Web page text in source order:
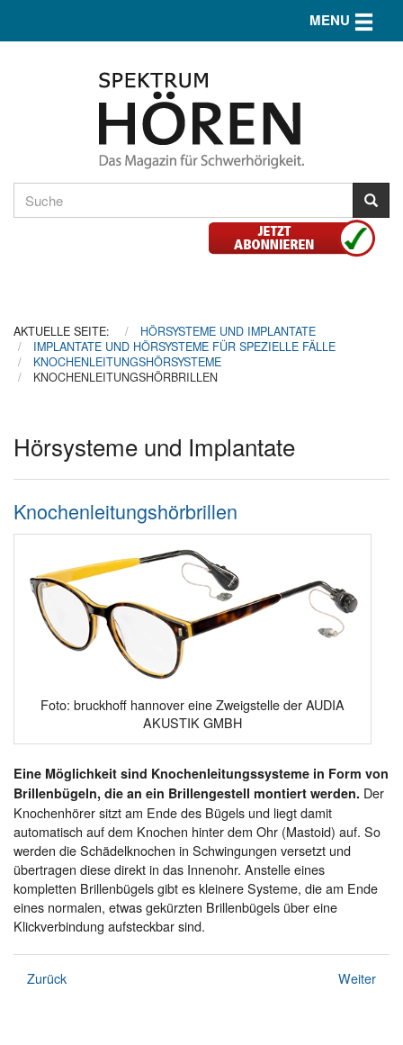
MENU Toggle
AKTUELLE SEITE:
HÖRSYSTEME UND IMPLANTATE
IMPLANTATE UND HÖRSYSTEME FÜR SPEZIELLE FÄLLE
KNOCHENLEITUNGSHÖRSYSTEME
KNOCHENLEITUNGSHÖRBRILLEN
Hörsysteme und Implantate
Knochenleitungshörbrillen
Foto: bruckhoff hannover eine Zweigstelle der AUDIA
AKUSTIK GMBH
Eine Möglichkeit sind Knochenleitungssysteme in Form von
Brillenbügeln, die an ein Brillengestell montiert werden. Der
Knochenhörer sitzt am Ende des Bügels und liegt damit
automatisch auf dem Knochen hinter dem Ohr (Mastoid) auf. So
werden die Schädelknochen in Schwingungen versetzt und
übertragen diese direkt in das Innenohr. Anstelle eines
kompletten Brillenbügels gibt es kleinere Systeme, die am Ende
eines normalen, etwas gekürzten Brillenbügels über eine
Klickverbindung aufsteckbar sind.
Zurück Weiter